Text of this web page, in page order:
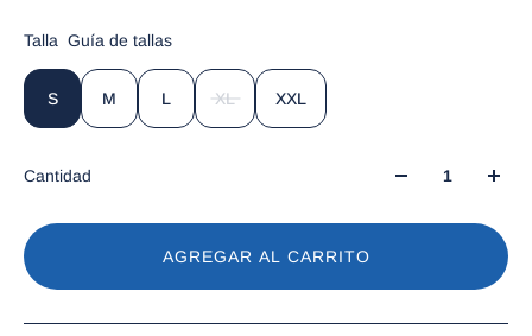
Talla Guía de tallas
S M L XL XXL
Cantidad
AGREGAR AL CARRITO